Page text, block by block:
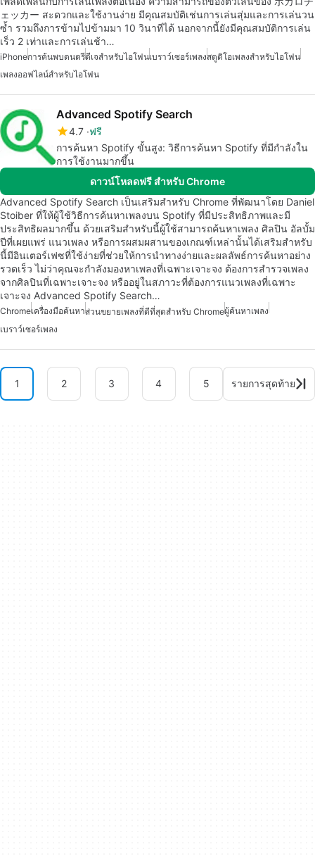
ェッカー สะดวกและใช้งานง่าย มีคุณสมบัติเช่นการเล่นสุ่มและการเล่นวน
ซ้ำ รวมถึงการข้ามไปข้ามมา 10 วินาทีได้ นอกจากนี้ยังมีคุณสมบัติการเล่น
เร็ว 2 เท่าและการเล่นช้า…
iPhoneการค้นพบดนตรีดีเจสำหรับไอโฟนเบราว์เซอร์เพลงสตูดิโอเพลงสำหรับไอโฟน
เพลงออฟไลน์สำหรับไอโฟน
Advanced Spotify Search
4.7 ฟรี
การค้นหา Spotify ขั้นสูง: วิธีการค้นหา Spotify ที่มีกำลังใน
การใช้งานมากขึ้น
ดาวน์โหลดฟรี สำหรับ Chrome
Advanced Spotify Search เป็นเสริมสำหรับ Chrome ที่พัฒนาโดย Daniel
Stoiber ที่ให้ผู้ใช้วิธีการค้นหาเพลงบน Spotify ที่มีประสิทธิภาพและมี
ประสิทธิผลมากขึ้น ด้วยเสริมสำหรับนี้ผู้ใช้สามารถค้นหาเพลง ศิลปิน อัลบั้ม
ปีที่เผยแพร่ แนวเพลง หรือการผสมผสานของเกณฑ์เหล่านั้นได้เสริมสำหรับ
นี้มีอินเตอร์เฟซที่ใช้ง่ายที่ช่วยให้การนำทางง่ายและผลลัพธ์การค้นหาอย่าง
รวดเร็ว ไม่ว่าคุณจะกำลังมองหาเพลงที่เฉพาะเจาะจง ต้องการสำรวจเพลง
จากศิลปินที่เฉพาะเจาะจง หรืออยู่ในสภาวะที่ต้องการแนวเพลงที่เฉพาะ
เจาะจง Advanced Spotify Search…
Chromeเครื่องมือค้นหาส่วนขยายเพลงที่ดีที่สุดสำหรับ Chromeผู้ค้นหาเพลง
เบราว์เซอร์เพลง
1 2 3 4 5 รายการสุดท้าย